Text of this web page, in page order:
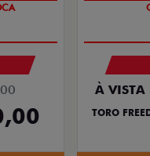
À VISTA
TORO